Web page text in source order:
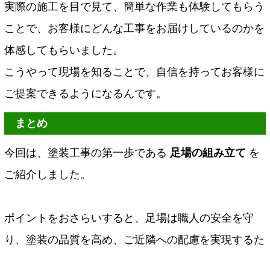
実際の施工を目で見て、簡単な作業も体験してもらう
ことで、お客様にどんな工事をお届けしているのかを
体感してもらいました。
こうやって現場を知ることで、自信を持ってお客様に
ご提案できるようになるんです。
まとめ
今回は、塗装工事の第一歩である 足場の組み立て を
ご紹介しました。
ポイントをおさらいすると、足場は職人の安全を守
り、塗装の品質を高め、ご近隣への配慮を実現するた